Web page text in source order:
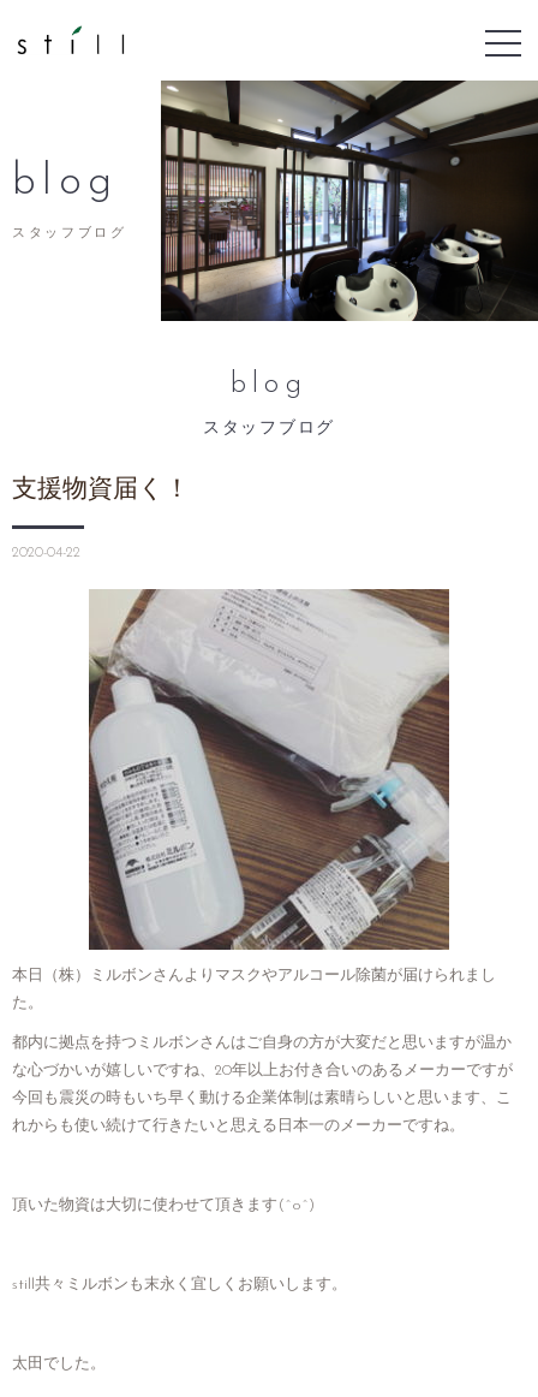
blog
スタッフブログ
blog
スタッフブログ
支援物資届く！
2020-04-22
本日（株）ミルボンさんよりマスクやアルコール除菌が届けられまし
た。
都内に拠点を持つミルボンさんはご自身の方が大変だと思いますが温か
な心づかいが嬉しいですね、20年以上お付き合いのあるメーカーですが
今回も震災の時もいち早く動ける企業体制は素晴らしいと思います、こ
れからも使い続けて行きたいと思える日本一のメーカーですね。
頂いた物資は大切に使わせて頂きます(^o^)
still共々ミルボンも末永く宜しくお願いします。
太田でした。